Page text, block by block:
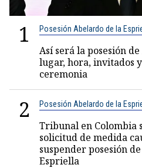
1 Posesión Abelardo de la
Así será la posesión
lugar, hora, invitados
ceremonia
2 Posesión Abelardo de la
Tribunal en Colombia
solicitud de medida
suspender posesión
Espriella